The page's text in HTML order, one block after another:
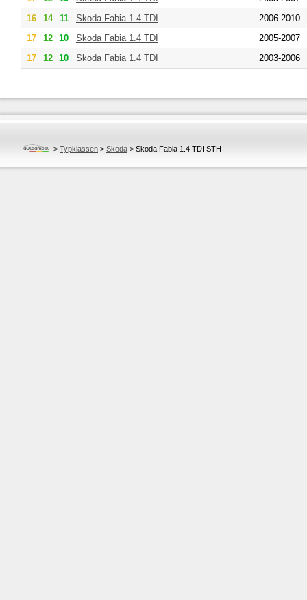
16
14 11 Skoda Fabia 1.4 TDI
2006-2010
17
12 10 Skoda Fabia 1.4 TDI
2005-2007
17
12 10 Skoda Fabia 1.4 TDI 2003-2006
> Typklassen > Skoda > Skoda Fabia 1.4 TDI STH